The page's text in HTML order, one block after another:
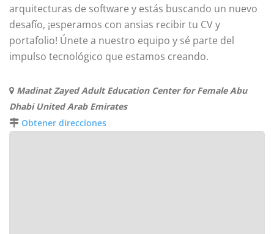
arquitecturas de software y estás buscando un nuevo
desafío, ¡esperamos con ansias recibir tu CV y
portafolio! Únete a nuestro equipo y sé parte del
impulso tecnológico que estamos creando.
Madinat Zayed Adult Education Center for Female Abu
Dhabi United Arab Emirates
Obtener direcciones